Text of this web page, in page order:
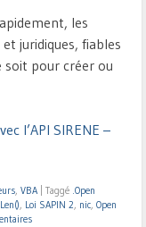
les
juridiques, fiables
soit pour créer ou
l’API SIRENE –
, VBA Taggé .Open
Len(), Loi SAPIN 2, nic, Open